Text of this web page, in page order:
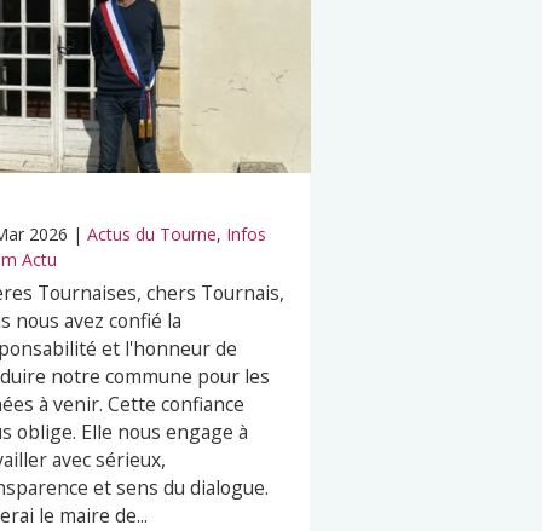
2026 |Actus du Tourne, Infos
Actu
Tournaises, chers Tournais,
nous avez confié la
et l'honneur de
notre commune pour les
à venir. Cette confiance
oblige. Elle nous engage à
avec sérieux,
et sens du dialogue.
le maire de...